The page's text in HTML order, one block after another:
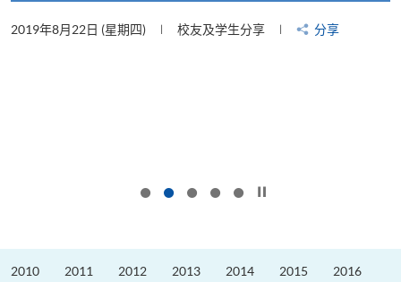
2019年8月22日 (星期四) 校友及学生分享 分享
2010 2011 2012 2013 2014 2015 2016